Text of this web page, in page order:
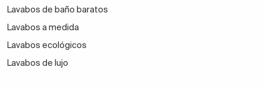
Lavabos de baño baratos
Lavabos a medida
Lavabos ecológicos
Lavabos de lujo